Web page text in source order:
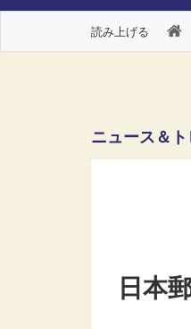
読み上げる
ニュース＆
日本